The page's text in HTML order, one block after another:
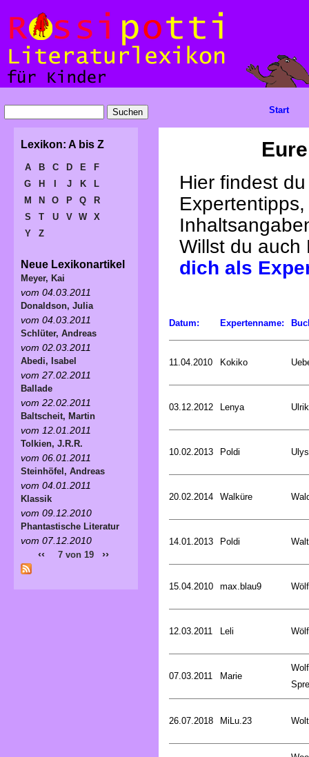
Hier findest
Willst du
dich als
Datum: Expertenname:
11.04.2010 Kokiko
03.12.2012 Lenya
10.02.2013 Poldi
20.02.2014 Walküre
14.01.2013 Poldi
15.04.2010 max.blau9
12.03.2011 Leli
07.03.2011 Marie
26.07.2018 MiLu.23
Start
Lexikon: A bis Z
A B C D E
F
G
H J K
L
M
N O P Q
R
S
T U V W
X
Y
Z
Neue Lexikonartikel
Meyer, Kai
vom 04.03.2011
Donaldson, Julia
vom 04.03.2011
Schlüter, Andreas
vom 02.03.2011
Abedi, Isabel
vom 27.02.2011
Ballade
vom 22.02.2011
Baltscheit, Martin
vom 12.01.2011
Tolkien, J.R.R.
vom 06.01.2011
Steinhöfel, Andreas
vom 04.01.2011
Klassik
vom 09.12.2010
Phantastische Literatur
vom 07.12.2010
‹‹ 7 von 19 ››